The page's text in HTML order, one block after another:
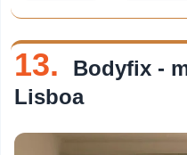
13.
Bodyfix -
Lisboa